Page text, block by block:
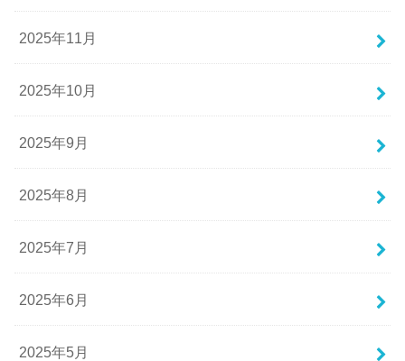
2025年11月
2025年10月
2025年9月
2025年8月
2025年7月
2025年6月
2025年5月